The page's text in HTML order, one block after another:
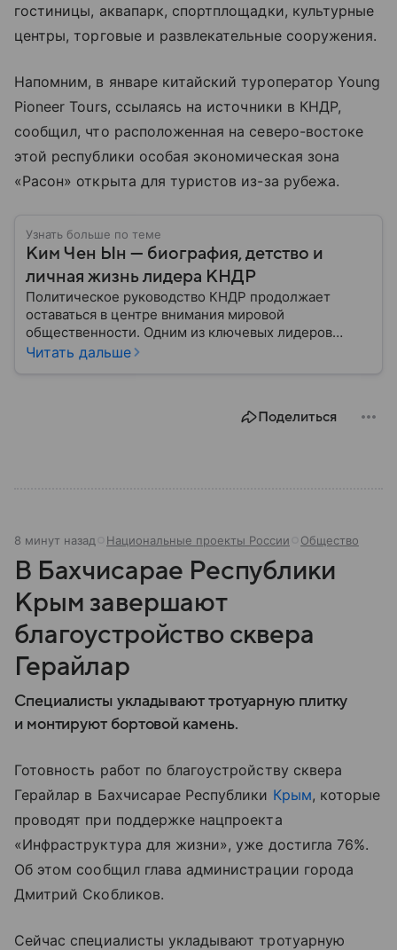
гостиницы, аквапарк, спортплощадки, культурные
центры, торговые и развлекательные сооружения.
Напомним, в январе китайский туроператор Young
Pioneer Tours, ссылаясь на источники в КНДР,
сообщил, что расположенная на северо-востоке
этой республики особая экономическая зона
«Расон» открыта для туристов из-за рубежа.
Узнать больше по теме
Ким Чен Ын — биография, детство и
личная жизнь лидера КНДР
Политическое руководство КНДР продолжает
оставаться в центре внимания мировой
общественности. Одним из ключевых лидеров
страны считается Ким Чен Ын, возглавивший
международных санкций и поддержание
Читать дальше
Поделиться
8 минут назад Национальные проекты России Общество
В Бахчисарае Республики
Крым завершают
благоустройство сквера
Герайлар
Специалисты укладывают тротуарную плитку
и монтируют бортовой камень.
Готовность работ по благоустройству сквера
Герайлар в Бахчисарае Республики Крым, которые
проводят при поддержке нацпроекта
«Инфраструктура для жизни», уже достигла 76%.
Об этом сообщил глава администрации города
Дмитрий Скобликов.
Сейчас специалисты укладывают тротуарную